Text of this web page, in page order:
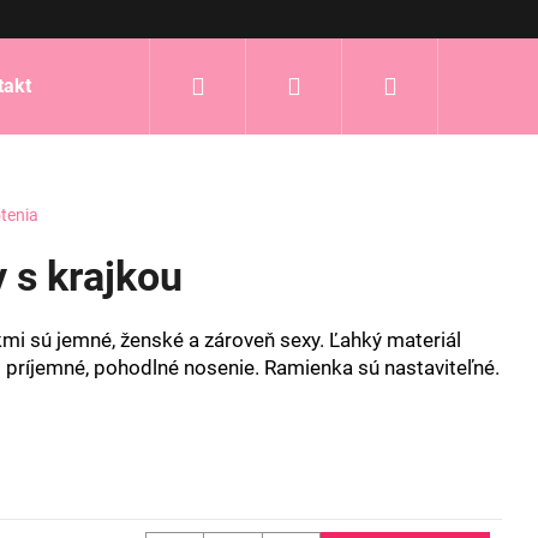
Prihlásenie
s krajkou
sú jemné, ženské a zároveň sexy. Ľahký materiál
pohodlné nosenie. Ramienka sú nastaviteľné.